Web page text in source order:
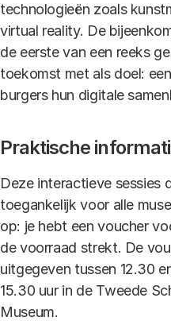
technologieën zoals
virtual reality. De
de eerste van een reeks
toekomst met als doel:
burgers hun digitale
Praktische
Deze interactieve sessies
toegankelijk voor alle
op: je hebt een voucher
de voorraad strekt. De
uitgegeven tussen 12.30
15.30 uur in de Tweede
Museum.